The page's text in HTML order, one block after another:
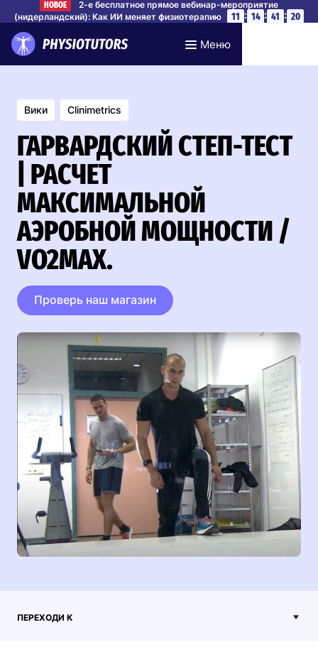
НОВОЕ
2-е бесплатное прямое вебинар-мероприятие
(нидерландский): Как ИИ меняет физиотерапию
11 : 14 : 41 : 19
Меню
Вики Clinimetrics
ГАРВАРДСКИЙ СТЕП-ТЕСТ
| РАСЧЕТ
МАКСИМАЛЬНОЙ
АЭРОБНОЙ МОЩНОСТИ /
VO2MAX.
Проверь наш магазин
ПЕРЕХОДИ К